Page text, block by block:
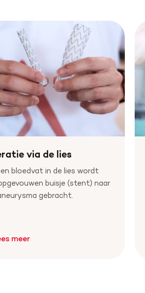
via de lies
bloedvat in de lies wordt
buisje (stent) naar
gebracht.
meer